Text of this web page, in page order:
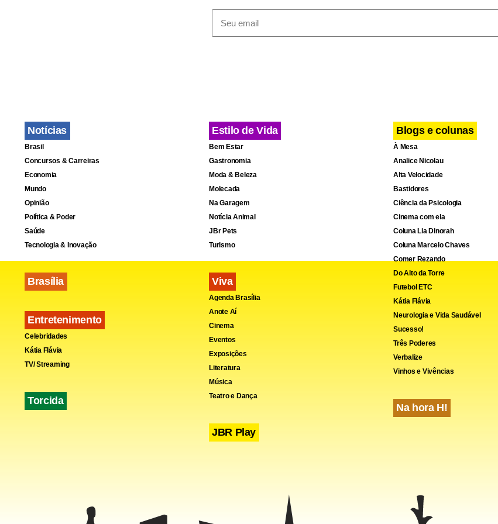
As causas da colisão ainda são desconhecidas. O Centro de
Acidentes Aeronáuticos (Cenipa), da Força Aérea Brasileira (FAB),
Facebook
WhatsApp Telegram
Share
Notícias
Brasil
Concursos & Carreiras
Economia
Mundo
Opinião
Política & Poder
Saúde
Tecnologia & Inovação
Brasília
Entretenimento
Celebridades
Kátia Flávia
TV/ Streaming
Torcida
Estilo de Vida
Bem Estar
Gastronomia
Moda & Beleza
Molecada
Na Garagem
Notícia Animal
JBr Pets
Turismo
Viva
Agenda Brasília
Anote Aí
Cinema
Eventos
Exposições
Literatura
Música
Teatro e Dança
JBR Play
Blogs e colunas
À Mesa
Analice Nicolau
Alta Velocidade
Bastidores
Ciência da Psicologia
Cinema com ela
Coluna Lia Dinorah
Coluna Marcelo Chaves
Comer Rezando
Do Alto da Torre
Futebol ETC
Kátia Flávia
Neurologia e Vida Saudável
Sucesso!
Três Poderes
Verbalize
Vinhos e Vivências
Na hora H!